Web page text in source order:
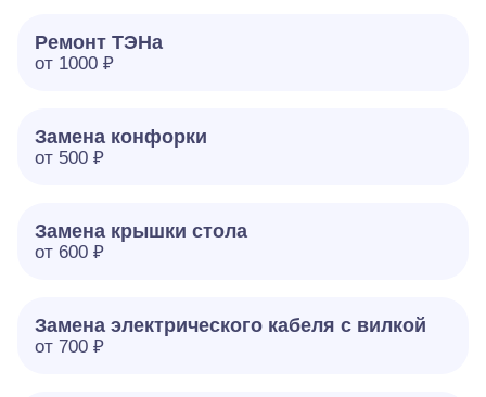
Ремонт ТЭНа
от 1000 ₽
Замена конфорки
от 500 ₽
Замена крышки стола
от 600 ₽
Замена электрического кабеля с вилкой
от 700 ₽